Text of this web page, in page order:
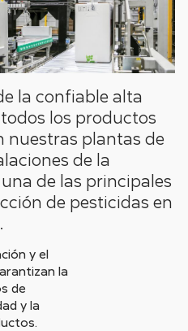
la confiable alta
los productos
nuestras plantas de
de la
de las principales
de pesticidas en
y el
la
de
y la